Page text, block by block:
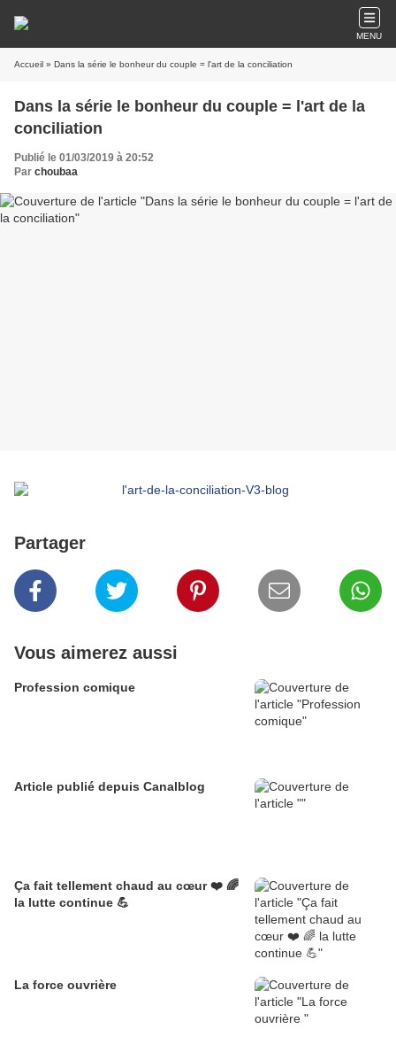
MENU
Accueil » Dans la série le bonheur du couple = l'art de la conciliation
Dans la série le bonheur du couple = l'art de la
conciliation
Publié le 01/03/2019 à 20:52
Par choubaa
Partager
Vous aimerez aussi
Profession comique
Article publié depuis Canalblog
Ça fait tellement chaud au cœur ❤️ 🌈
la lutte continue 💪
La force ouvrière